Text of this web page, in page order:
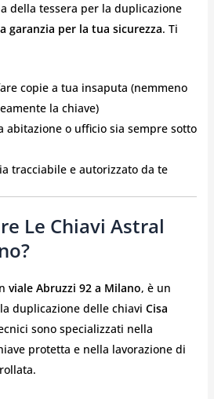
della tessera per la duplicazione
garanzia per la tua sicurezza. Ti
copie a tua insaputa (nemmeno
la chiave)
abitazione o ufficio sia sempre sotto
tracciabile e autorizzato da te
Le Chiavi Astral
viale Abruzzi 92 a Milano, è un
duplicazione delle chiavi Cisa
sono specializzati nella
protetta e nella lavorazione di